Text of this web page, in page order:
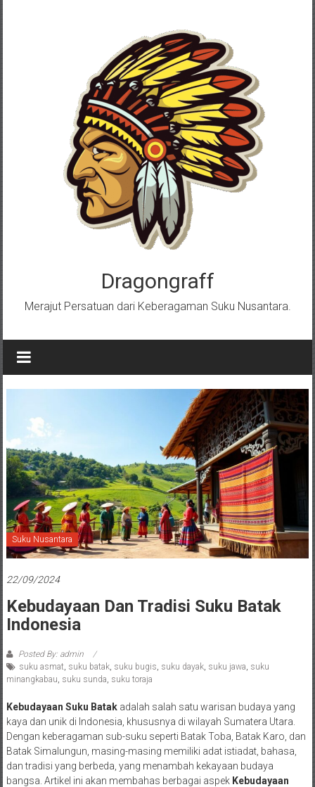
Dragongraff
Merajut Persatuan dari Keberagaman Suku Nusantara.
Suku Nusantara
22/09/2024
Kebudayaan Dan Tradisi Suku Batak
Indonesia
Posted By: admin
suku asmat suku batak, suku bugis suku dayak, suku jawa suku
minangkabau suku sunda suku toraja
Kebudayaan Suku Batakadalah salah satu warisan budaya yang
kaya dan unik di Indonesia, khususnya di wilayah Sumatera Utara.
Dengan keberagaman sub-suku seperti Batak Toba, Batak Karo, dan
Batak Simalungun, masing-masing memiliki adat istiadat, bahasa,
dan tradisi yang berbeda, yang menambah kekayaan budaya
bangsa. Artikel ini akan membahas berbagai aspek Kebudayaan